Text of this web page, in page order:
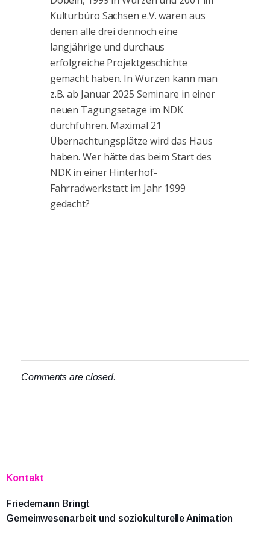
Kulturbüro Sachsen e.V. waren aus
denen alle drei dennoch eine
langjährige und durchaus
erfolgreiche Projektgeschichte
gemacht haben. In Wurzen kann man
z.B. ab Januar 2025 Seminare in einer
neuen Tagungsetage im NDK
durchführen. Maximal 21
Übernachtungsplätze wird das Haus
haben. Wer hätte das beim Start des
NDK in einer Hinterhof-
Fahrradwerkstatt im Jahr 1999
gedacht?
Comments are closed.
Kontakt
Friedemann Bringt
Gemeinwesenarbeit und soziokulturelle Animation